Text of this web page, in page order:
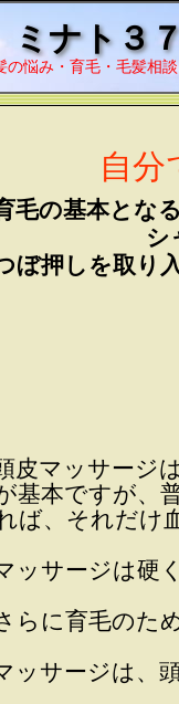
ミナト３
悩み・育毛・毛髪相
自分
毛の基本とな
シ
ぼ押しを取り
皮マッサージ
基本ですが、
ば、それだけ
ッサージは硬
らに育毛のた
ッサージは、